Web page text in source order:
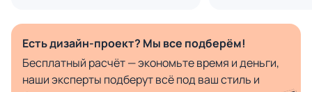
Есть дизайн-проект? Мы все подберём!
Бесплатный расчёт — экономьте время и деньги,
наши эксперты подберут всё под ваш стиль и